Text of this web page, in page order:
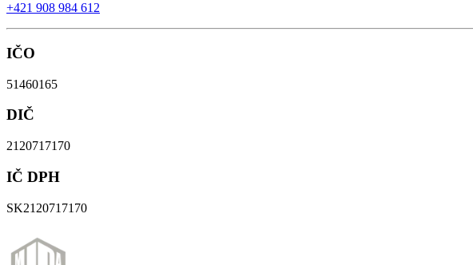
+421 908 984 612
IČO
51460165
DIČ
2120717170
IČ DPH
SK2120717170